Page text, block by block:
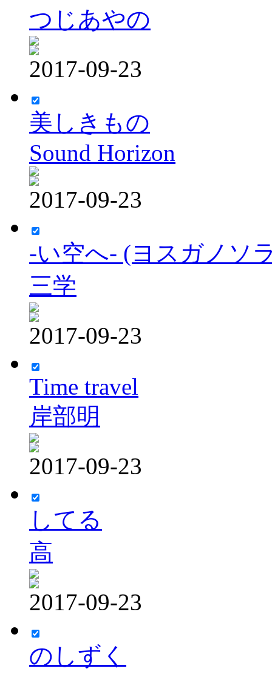
つじあやの
2017-09-23
美しきもの
Sound Horizon
2017-09-23
-い空へ- (ヨスガノソ
三学
2017-09-23
Time travel
岸部明
2017-09-23
してる
高
2017-09-23
のしずく